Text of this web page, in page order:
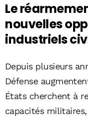
Le
nouvelles
industriels
Depuis plusieurs
Défense
États cherchent à
capacités